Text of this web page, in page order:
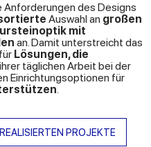
Anforderungen des Designs
Auswahl an großen
mit
an. Damit unterstreicht das
Lösungen, die
täglichen Arbeit bei der
Einrichtungsoptionen für
.
PROJEKTE